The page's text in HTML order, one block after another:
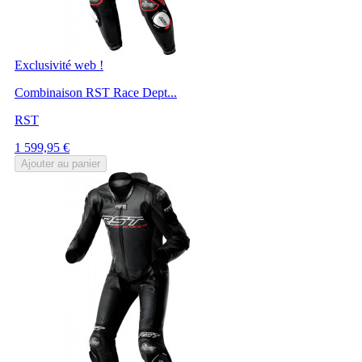
Exclusivité web !
Combinaison RST Race Dept...
RST
Prix
1 599,95 €
Ajouter au panier